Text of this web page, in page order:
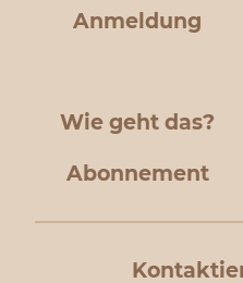
Anmeldung
Wie geht das?
Abonnement